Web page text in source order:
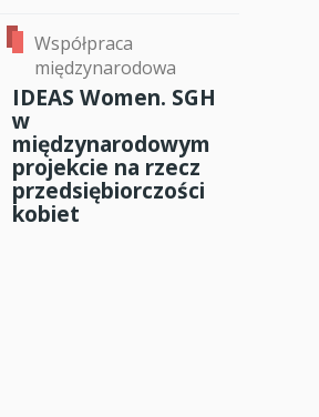
Współpraca
międzynarodowa
IDEAS Women. SGH
w
międzynarodowym
projekcie na rzecz
przedsiębiorczości
kobiet